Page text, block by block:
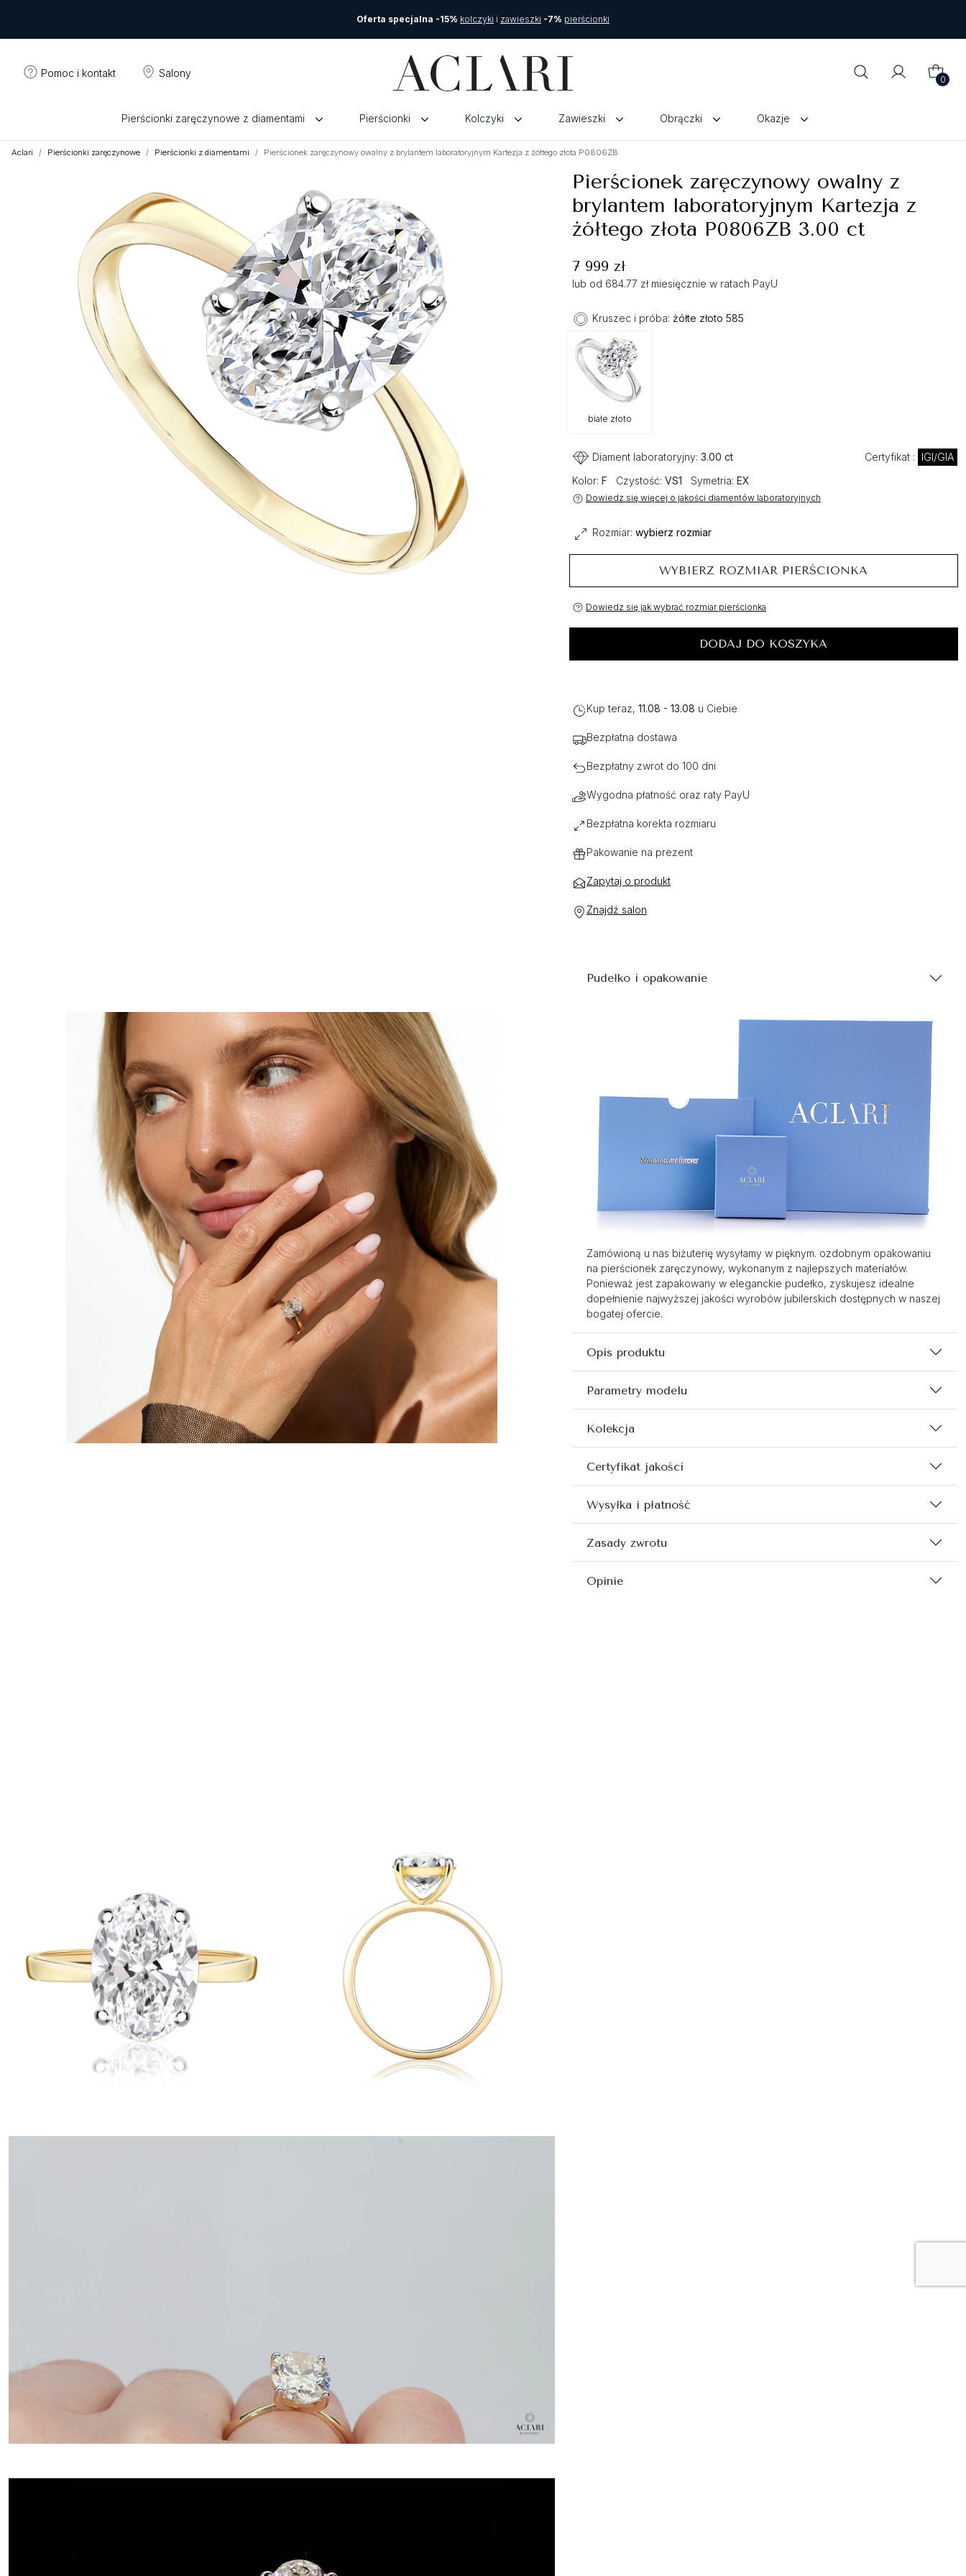
Oferta specjalna -15% kolczyki i zawieszki -7% pierścionki
Pomoc i kontakt Salony
0
Pierścionki zaręczynowe z diamentami Pierścionki Kolczyki Zawieszki Obrączki Okazje
Aclari Pierścionki zaręczynowe Pierścionki z diamentami Pierścionek zaręczynowy owalny z brylantem laboratoryjnym Kartezja z żółtego złota P0806ZB
Pierścionek zaręczynowy owalny z
brylantem laboratoryjnym Kartezja z
żółtego złota P0806ZB 3.00 ct
7 999 zł
lub od 684.77 zł miesięcznie w ratach PayU
Kruszec i próba: żółte złoto 585
białe złoto
Diament laboratoryjny: 3.00 ct Certyfikat :
IGI/GIA
Kolor: F Czystość: VS1 Symetria: EX
Dowiedz się więcej o jakości diamentów laboratoryjnych
Rozmiar: wybierz rozmiar
WYBIERZ ROZMIAR PIERŚCIONKA
Dowiedz się jak wybrać rozmiar pierścionka
DODAJ DO KOSZYKA
Kup teraz, 11.08 - 13.08 u Ciebie
Bezpłatna dostawa
Bezpłatny zwrot do 100 dni
Wygodna płatność oraz raty PayU
Bezpłatna korekta rozmiaru
Pakowanie na prezent
Zapytaj o produkt
Znajdź salon
Pudełko i opakowanie
Zamówioną u nas biżuterię wysyłamy w pięknym. ozdobnym opakowaniu
na pierścionek zaręczynowy, wykonanym z najlepszych materiałów.
Ponieważ jest zapakowany w eleganckie pudełko, zyskujesz idealne
dopełnienie najwyższej jakości wyrobów jubilerskich dostępnych w naszej
bogatej ofercie.
Opis produktu
Parametry modelu
Kolekcja
Certyfikat jakości
Wysyłka i płatność
Zasady zwrotu
Opinie